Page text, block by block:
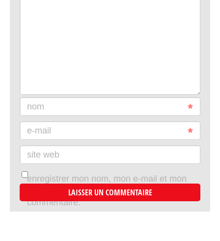
nom
e-mail
site web
enregistrer mon nom, mon e-mail et mon
site dans le navigateur pour mon prochain
commentaire.